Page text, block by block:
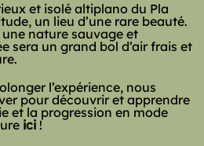
et isolé altiplano du Pla
un lieu d’une rare beauté.
nature sauvage et
sera un grand bol d’air frais et
l’expérience, nous
pour découvrir et apprendre
et la progression en mode
ici !